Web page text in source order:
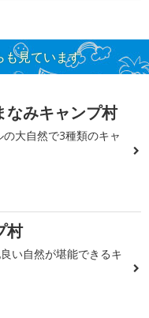
も見ています
なみキャンプ村
大自然で3種類のキャ
村
い自然が堪能できるキ